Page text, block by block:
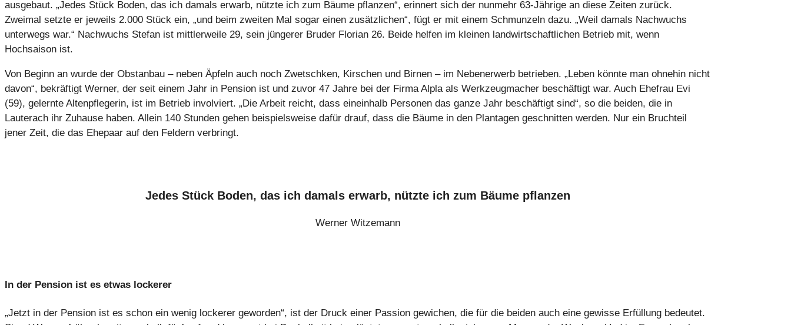
ausgebaut. „Jedes Stück Boden, das ich damals erwarb, nützte ich zum Bäume pflanzen“, erinnert sich der nunmehr 63-Jährige an diese Zeiten zurück.
Zweimal setzte er jeweils 2.000 Stück ein, „und beim zweiten Mal sogar einen zusätzlichen“, fügt er mit einem Schmunzeln dazu. „Weil damals Nachwuchs
unterwegs war.“ Nachwuchs Stefan ist mittlerweile 29, sein jüngerer Bruder Florian 26. Beide helfen im kleinen landwirtschaftlichen Betrieb mit, wenn
Hochsaison ist.
Von Beginn an wurde der Obstanbau – neben Äpfeln auch noch Zwetschken, Kirschen und Birnen – im Nebenerwerb betrieben. „Leben könnte man ohnehin nicht
davon“, bekräftigt Werner, der seit einem Jahr in Pension ist und zuvor 47 Jahre bei der Firma Alpla als Werkzeugmacher beschäftigt war. Auch Ehefrau Evi
(59), gelernte Altenpflegerin, ist im Betrieb involviert. „Die Arbeit reicht, dass eineinhalb Personen das ganze Jahr beschäftigt sind“, so die beiden, die in
Lauterach ihr Zuhause haben. Allein 140 Stunden gehen beispielsweise dafür drauf, dass die Bäume in den Plantagen geschnitten werden. Nur ein Bruchteil
jener Zeit, die das Ehepaar auf den Feldern verbringt.
Jedes Stück Boden, das ich damals erwarb, nützte ich zum Bäume pflanzen
Werner Witzemann
In der Pension ist es etwas lockerer
„Jetzt in der Pension ist es schon ein wenig lockerer geworden“, ist der Druck einer Passion gewichen, die für die beiden auch eine gewisse Erfüllung bedeutet.